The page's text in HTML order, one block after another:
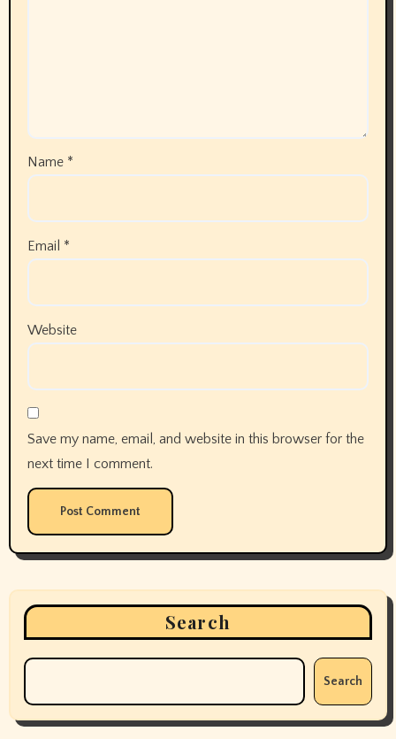
Name *
Email *
Website
Save my name, email, and website in this browser for the
next time I comment.
Search
Search